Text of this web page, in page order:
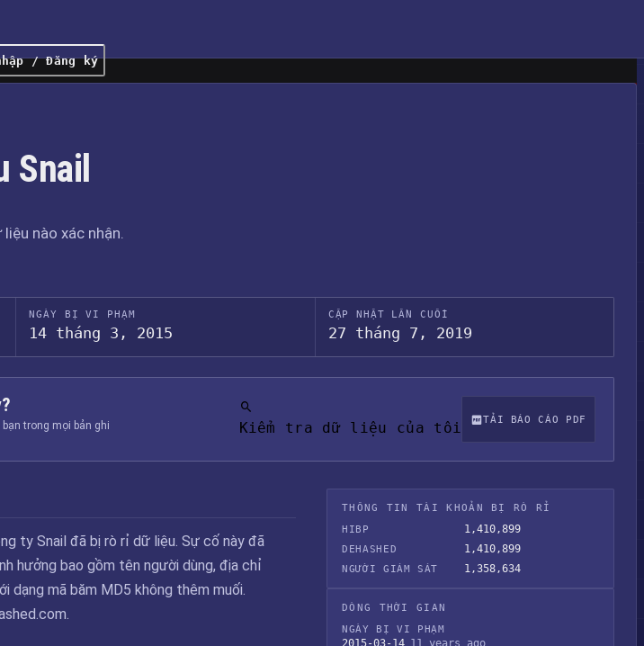
/ Đăng ký
nào xác nhận.
NGÀY BỊ VI PHẠM
14 tháng 3, 2015
CẬP NHẬT LẦN CUỐI
27 tháng 7, 2019
trong mọi bản ghi
Kiểm tra dữ liệu của tôi TẢI BÁO CÁO PDF
ty Snail đã bị rò rỉ dữ liệu. Sự cố này đã
hưởng bao gồm tên người dùng, địa chỉ
dạng mã băm MD5 không thêm muối.
THÔNG TIN TÀI KHOẢN BỊ RÒ RỈ
HIBP
1,410,899
DEHASHED 1,410,899
NGƯỜI GIÁM SÁT 1,358,634
DÒNG THỜI GIAN
NGÀY BỊ VI PHẠM
2015-03-14 11 years ago